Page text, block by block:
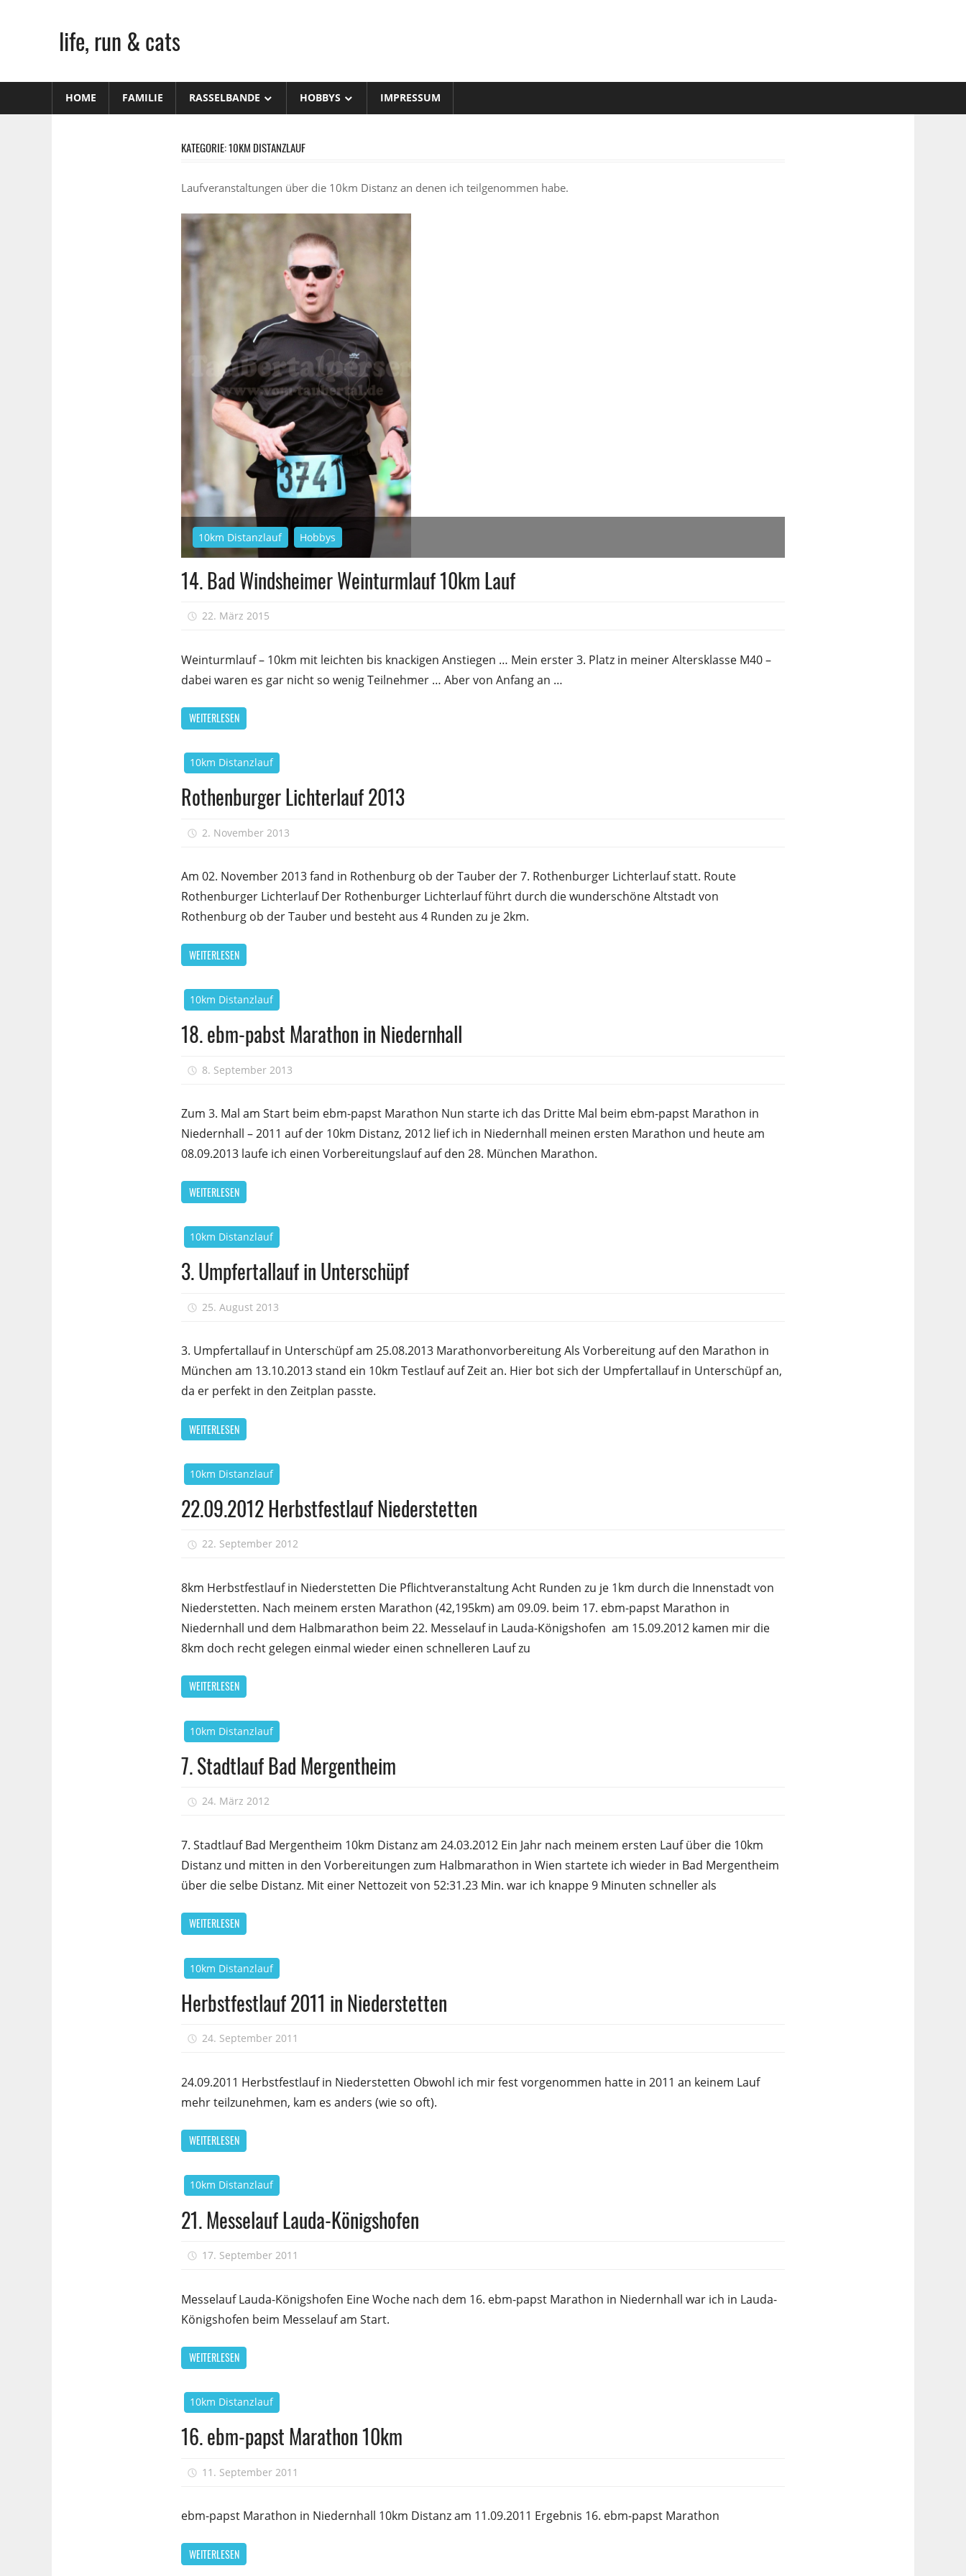
life, run & cats
HOME FAMILIE RASSELBANDE HOBBYS IMPRESSUM
KATEGORIE:10KM DISTANZLAUF
Laufveranstaltungen über die 10km Distanz an denen ich teilgenommen habe.
10km Distanzlauf Hobbys
14. Bad Windsheimer Weinturmlauf 10km Lauf
22. März 2015
Weinturmlauf – 10km mit leichten bis knackigen Anstiegen … Mein erster 3. Platz in meiner Altersklasse M40 –
dabei waren es gar nicht so wenig Teilnehmer … Aber von Anfang an …
WEITERLESEN
10km Distanzlauf
Rothenburger Lichterlauf 2013
2. November 2013
Am 02. November 2013 fand in Rothenburg ob der Tauber der 7. Rothenburger Lichterlauf statt. Route
Rothenburger Lichterlauf Der Rothenburger Lichterlauf führt durch die wunderschöne Altstadt von
Rothenburg ob der Tauber und besteht aus 4 Runden zu je 2km.
WEITERLESEN
10km Distanzlauf
18. ebm-pabst Marathon in Niedernhall
8. September 2013
Zum 3. Mal am Start beim ebm-papst Marathon Nun starte ich das Dritte Mal beim ebm-papst Marathon in
Niedernhall – 2011 auf der 10km Distanz, 2012 lief ich in Niedernhall meinen ersten Marathon und heute am
08.09.2013 laufe ich einen Vorbereitungslauf auf den 28. München Marathon.
WEITERLESEN
10km Distanzlauf
3. Umpfertallauf in Unterschüpf
25. August 2013
3. Umpfertallauf in Unterschüpf am 25.08.2013 Marathonvorbereitung Als Vorbereitung auf den Marathon in
München am 13.10.2013 stand ein 10km Testlauf auf Zeit an. Hier bot sich der Umpfertallauf in Unterschüpf an,
da er perfekt in den Zeitplan passte.
WEITERLESEN
10km Distanzlauf
22.09.2012 Herbstfestlauf Niederstetten
22. September 2012
8km Herbstfestlauf in Niederstetten Die Pflichtveranstaltung Acht Runden zu je 1km durch die Innenstadt von
Niederstetten. Nach meinem ersten Marathon (42,195km) am 09.09. beim 17. ebm-papst Marathon in
Niedernhall und dem Halbmarathon beim 22. Messelauf in Lauda-Königshofen am 15.09.2012 kamen mir die
8km doch recht gelegen einmal wieder einen schnelleren Lauf zu
WEITERLESEN
10km Distanzlauf
7. Stadtlauf Bad Mergentheim
24. März 2012
7. Stadtlauf Bad Mergentheim 10km Distanz am 24.03.2012 Ein Jahr nach meinem ersten Lauf über die 10km
Distanz und mitten in den Vorbereitungen zum Halbmarathon in Wien startete ich wieder in Bad Mergentheim
über die selbe Distanz. Mit einer Nettozeit von 52:31.23 Min. war ich knappe 9 Minuten schneller als
WEITERLESEN
10km Distanzlauf
Herbstfestlauf 2011 in Niederstetten
24. September 2011
24.09.2011 Herbstfestlauf in Niederstetten Obwohl ich mir fest vorgenommen hatte in 2011 an keinem Lauf
mehr teilzunehmen, kam es anders (wie so oft).
WEITERLESEN
10km Distanzlauf
21. Messelauf Lauda-Königshofen
17. September 2011
Messelauf Lauda-Königshofen Eine Woche nach dem 16. ebm-papst Marathon in Niedernhall war ich in Lauda-
Königshofen beim Messelauf am Start.
WEITERLESEN
10km Distanzlauf
16. ebm-papst Marathon 10km
11. September 2011
ebm-papst Marathon in Niedernhall 10km Distanz am 11.09.2011 Ergebnis 16. ebm-papst Marathon
WEITERLESEN